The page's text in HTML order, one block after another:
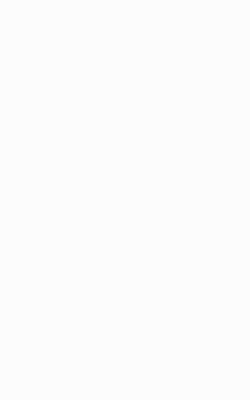
но все пак има
да
е задължителна и
покритие.
отворената
от нова година, в
на споразумението
отговорност.
да избирате.
защото ще
ще си спести
ако не драска на
цената на